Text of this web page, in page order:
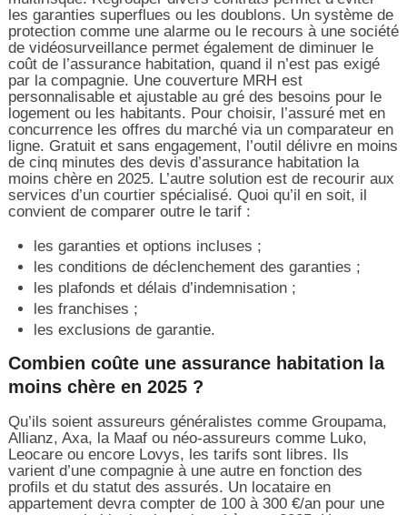
les garanties superflues ou les doublons. Un système de
protection comme une alarme ou le recours à une société
de vidéosurveillance permet également de diminuer le
coût de l’assurance habitation, quand il n’est pas exigé
par la compagnie. Une couverture MRH est
personnalisable et ajustable au gré des besoins pour le
logement ou les habitants. Pour choisir, l’assuré met en
concurrence les offres du marché via un comparateur en
ligne. Gratuit et sans engagement, l’outil délivre en moins
de cinq minutes des devis d’assurance habitation la
moins chère en 2025. L’autre solution est de recourir aux
services d’un courtier spécialisé. Quoi qu’il en soit, il
convient de comparer outre le tarif :
les garanties et options incluses ;
les conditions de déclenchement des garanties ;
les plafonds et délais d’indemnisation ;
les franchises ;
les exclusions de garantie.
Combien coûte une assurance habitation la
moins chère en 2025 ?
Qu’ils soient assureurs généralistes comme Groupama,
Allianz, Axa, la Maaf ou néo-assureurs comme Luko,
Leocare ou encore Lovys, les tarifs sont libres. Ils
varient d’une compagnie à une autre en fonction des
profils et du statut des assurés. Un locataire en
appartement devra compter de 100 à 300 €/an pour une